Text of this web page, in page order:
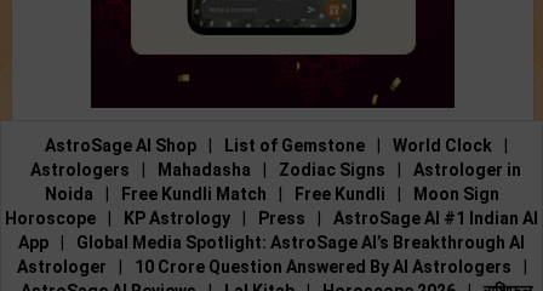
AstroSage AI Shop List of Gemstone World Clock
Astrologers
Mahadasha Zodiac Signs
Astrologer in
Noida
Free Kundli Match Free Kundli
Moon Sign
Horoscope
KP Astrology Press
AstroSage AI #1 Indian AI
App
Global Media Spotlight: AstroSage AI’s Breakthrough AI
Astrologer
10 Crore Question Answered By AI Astrologers